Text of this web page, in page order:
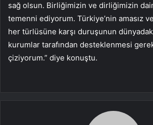
sağ olsun. Birliğimizin ve dirliğimizin
temenni ediyorum. Türkiye’nin amasız
her türlüsüne karşı duruşunun
kurumlar tarafından desteklenmesi
çiziyorum.” diye konuştu.